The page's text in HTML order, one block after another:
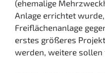
(ehemalige
Anlage errichtet
Freiflächenanlage
erstes größeres
werden, weitere sollen